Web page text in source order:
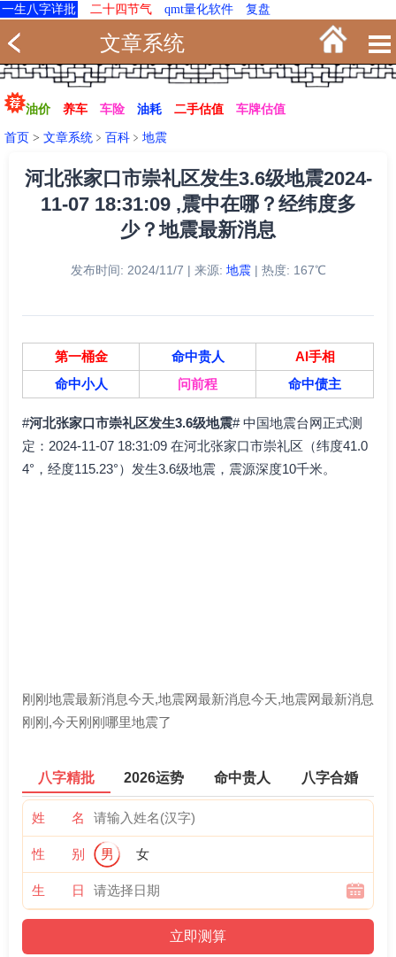
一生八字详批 二十四节气 qmt量化软件 复盘
文章系统
油价 养车 车险 油耗 二手估值 车牌估值
首页 > 文章系统 ﹥ 百科 ﹥ 地震
河北张家口市崇礼区发生3.6级地震2024-
11-07 18:31:09 ,震中在哪？经纬度多
少？地震最新消息
发布时间: 2024/11/7 | 来源: 地震| 热度: 167℃
第一桶金 命中贵人
AI手相
命中小人
问前程 命中债主
#河北张家口市崇礼区发生3.6级地震# 中国地震台网正式测
定：2024-11-07 18:31:09 在河北张家口市崇礼区（纬度41.0
4°，经度115.23°）发生3.6级地震，震源深度10千米。
刚刚地震最新消息今天,地震网最新消息今天,地震网最新消息
刚刚,今天刚刚哪里地震了
八字精批 2026运势 命中贵人 八字合婚
姓 名
性 别 男 女
生 日